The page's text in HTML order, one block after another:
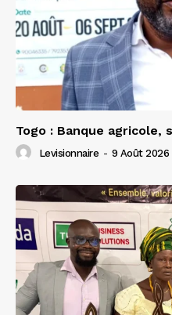
Togo : Banque agricole,
Levisionnaire - 9 Août 2026